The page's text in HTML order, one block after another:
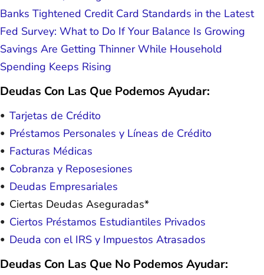
Banks Tightened Credit Card Standards in the Latest
Fed Survey: What to Do If Your Balance Is Growing
Savings Are Getting Thinner While Household
Spending Keeps Rising
Deudas Con Las Que Podemos Ayudar:
Tarjetas de Crédito
Préstamos Personales y Líneas de Crédito
Facturas Médicas
Cobranza y Reposesiones
Deudas Empresariales
Ciertas Deudas Aseguradas*
Ciertos Préstamos Estudiantiles Privados
Deuda con el IRS y Impuestos Atrasados
Deudas Con Las Que No Podemos Ayudar: